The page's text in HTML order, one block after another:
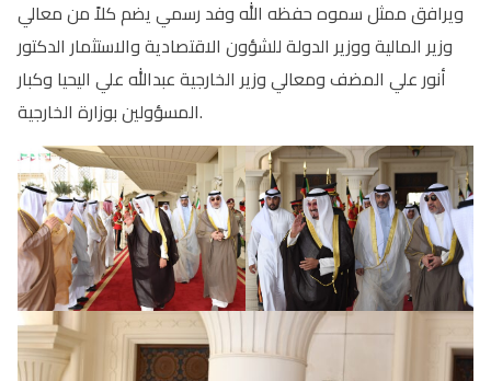
ويرافق ممثل سموه حفظه الله وفد رسمي يضم كلاً من معالي
وزير المالية ووزير الدولة للشؤون الاقتصادية والاستثمار الدكتور
أنور علي المضف ومعالي وزير الخارجية عبدالله علي اليحيا وكبار
المسؤولين بوزارة الخارجية.